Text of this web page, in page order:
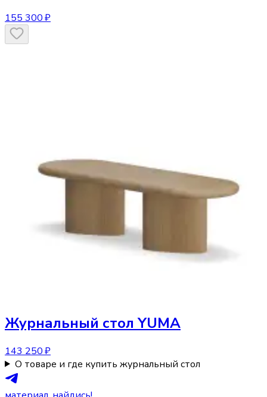
155 300 ₽
Журнальный стол YUMA
143 250 ₽
О товаре и где купить журнальный стол